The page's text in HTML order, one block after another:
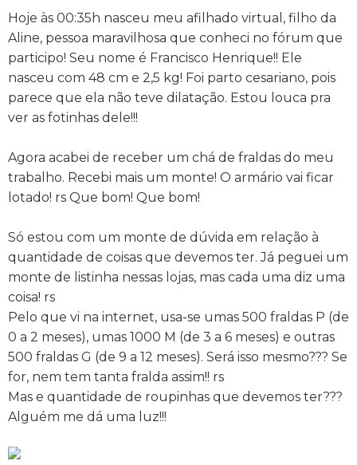
Hoje às 00:35h nasceu meu afilhado virtual, filho da
Aline, pessoa maravilhosa que conheci no fórum que
participo! Seu nome é Francisco Henrique!! Ele
nasceu com 48 cm e 2,5 kg! Foi parto cesariano, pois
parece que ela não teve dilatação. Estou louca pra
ver as fotinhas dele!!!
Agora acabei de receber um chá de fraldas do meu
trabalho. Recebi mais um monte! O armário vai ficar
lotado! rs Que bom! Que bom!
Só estou com um monte de dúvida em relação à
quantidade de coisas que devemos ter. Já peguei um
monte de listinha nessas lojas, mas cada uma diz uma
coisa! rs
Pelo que vi na internet, usa-se umas 500 fraldas P (de
0 a 2 meses), umas 1000 M (de 3 a 6 meses) e outras
500 fraldas G (de 9 a 12 meses). Será isso mesmo??? Se
for, nem tem tanta fralda assim!! rs
Mas e quantidade de roupinhas que devemos ter???
Alguém me dá uma luz!!!